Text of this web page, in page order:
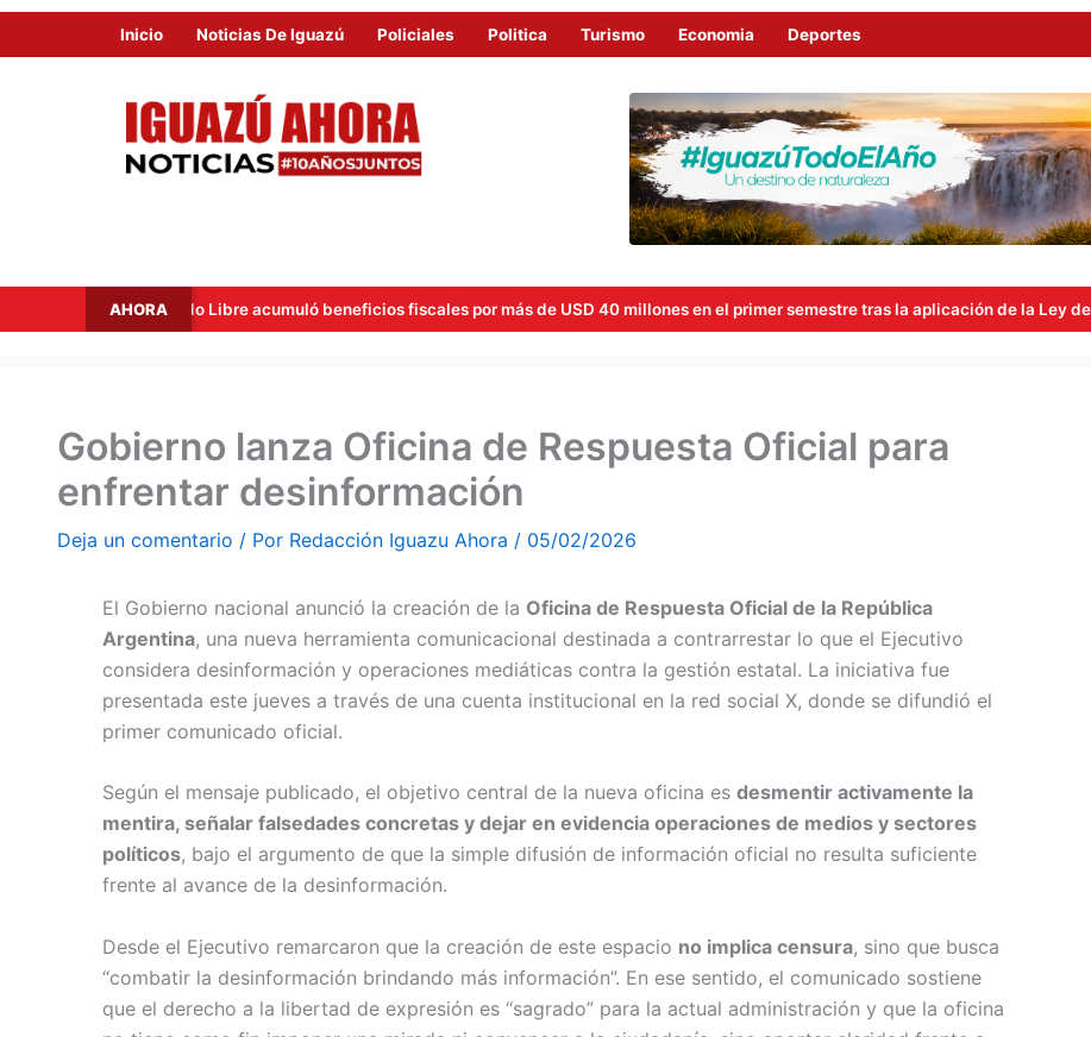
Inicio Noticias De Iguazú Policiales Politica Turismo Economia Deportes
AHORA
Libre acumuló beneficios fiscales por más de USD 40 millones en el primer semestre tras la aplicación de la Ley de Economía del
Gobierno lanza Oficina de Respuesta Oficial para
enfrentar desinformación
Deja un comentario / Por Redacción Iguazu Ahora / 05/02/2026
El Gobierno nacional anunció la creación de la Oficina de Respuesta Oficial de la República
Argentina, una nueva herramienta comunicacional destinada a contrarrestar lo que el Ejecutivo
considera desinformación y operaciones mediáticas contra la gestión estatal. La iniciativa fue
presentada este jueves a través de una cuenta institucional en la red social X, donde se difundió el
primer comunicado oficial.
Según el mensaje publicado, el objetivo central de la nueva oficina esdesmentir activamente la
mentira, señalar falsedades concretas y dejar en evidencia operaciones de medios y sectores
políticos, bajo el argumento de que la simple difusión de información oficial no resulta suficiente
frente al avance de la desinformación.
Desde el Ejecutivo remarcaron que la creación de este espacio no implica censura, sino que busca
“combatir la desinformación brindando más información”. En ese sentido, el comunicado sostiene
que el derecho a la libertad de expresión es “sagrado” para la actual administración y que la oficina